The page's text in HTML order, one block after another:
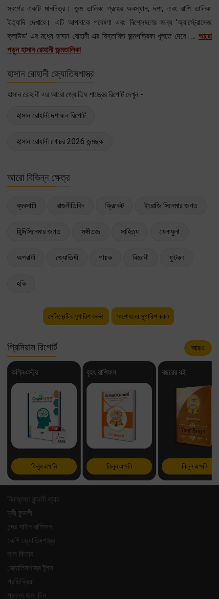
স্বর্গের একটি মানচিত্র। জন্ম তালিকা গ্রহের অবস্থান, দশা, এবং রাশি তালিকা
ইত্যাদি দেখাবে। এটি আপনাকে গবেষণা এবং বিশ্লেষণের জন্য 'অ্যাস্ট্রোসেজ
ক্লাউড' এর মধ্যে হাসান রোহানী এর বিস্তারিত জন্মপত্রিকা খুলতে দেবে।... আরো
পড়ুন হাসান রোহানী জন্মতালিকা
হাসান রোহানী জ্যোতিষশাস্ত্র
হাসান রোহানী এর আরো জ্যোতিষ শাস্ত্রের রিপোর্ট দেখুন -
হাসান রোহানী দশাফল রিপোর্ট
হাসান রোহানী গোচর 2026 জন্মছক
আরো বিভিন্ন ক্ষেত্র
ব্যবসায়ী রাজনীতিবিদ ক্রিকেট ইংরাজি সিনেমার জগত
হিন্দিসিনেমার জগত সঙ্গীতজ্ঞ সাহিত্য খেলাধুলা
অপরাধী জ্যোতিষী গায়ক বিজ্ঞানী ফুটবল
হকি
সেলিব্রেটির সুপারিশ করুন সংশোধনের সুপারিশ করুন
প্রিমিয়াম রিপোর্ট আরও
কগ্নিএস্ট্র
কিনুন এক্ষনি
বৃহৎ রাশিফল
কিনুন এক্ষনি
বছরের বই
কিনুন এক্ষনি
বিনামূল্যে কুন্ডলী ম্যাচ
ফ্রী কুন্ডলী
চন্দ্র সাইন রাশিফল
কেপি জ্যোতিষশাস্ত্র
লাল কিতাব
জ্যোতিষশাস্ত্র টুলস
প্রতিক্রিয়া
প্রবন্ধ জমা দিন